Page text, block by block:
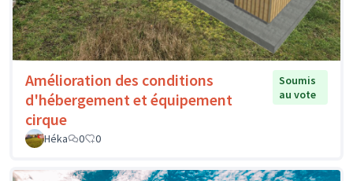
Amélioration des conditions
d'hébergement et équipement
cirque
Soumis
au vote
Héka 0 0